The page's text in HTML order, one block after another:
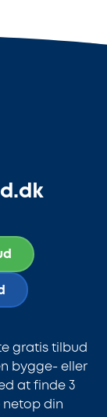
gratis tilbud
bygge- eller
at finde 3
netop din